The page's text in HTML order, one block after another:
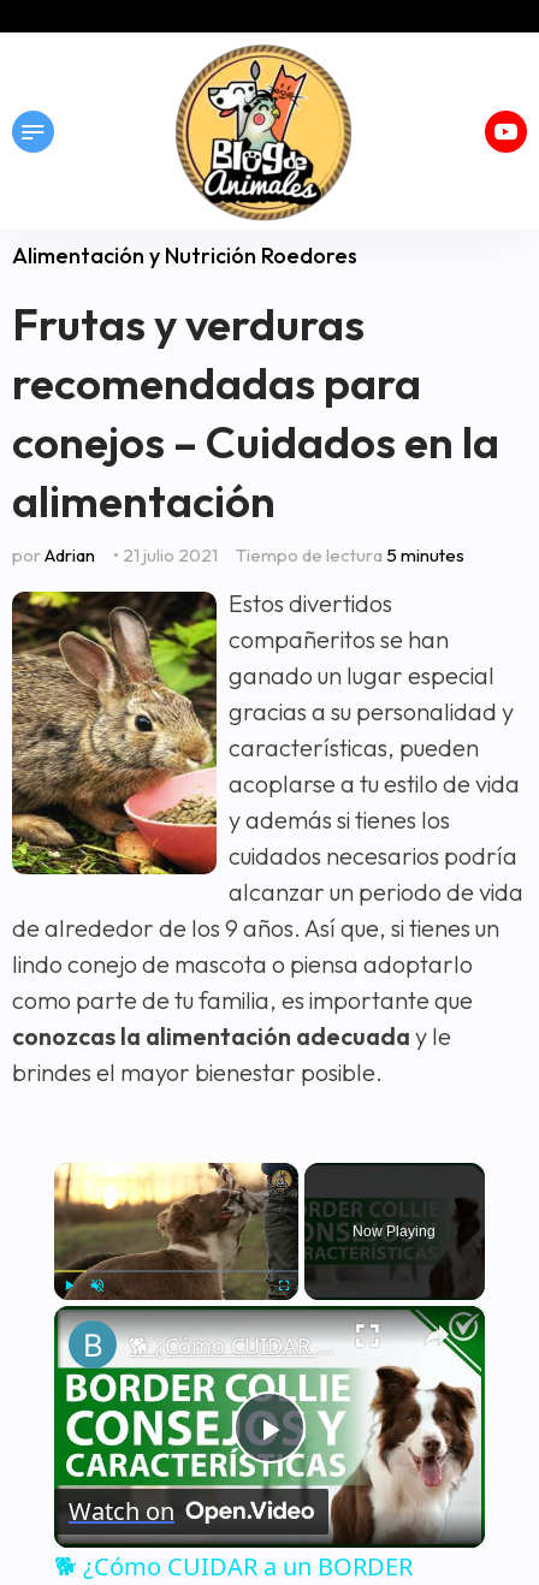
Alimentación y Nutrición Roedores
Frutas y verduras
recomendadas para
conejos – Cuidados en la
alimentación
porAdrian • 21 julio 2021 Tiempo de lectura 5 minutes
Estos divertidos
compañeritos se han
ganado un lugar especial
gracias a su personalidad y
características, pueden
acoplarse a tu estilo de vida
y además si tienes los
cuidados necesarios podría
alcanzar un periodo de vida
de alrededor de los 9 años. Así que, si tienes un
lindo conejo de mascota o piensa adoptarlo
como parte de tu familia, es importante que
conozcas la alimentación adecuada y le
brindes el mayor bienestar posible.
×
Play Unmute Fullscreen
Now Playing
×
Play
Video
🐕 ¿Cómo CUIDAR a un BORDER COLLIE correctamente? - Características y consejos 🐕
Watch on
🐕 ¿Cómo CUIDAR a un BORDER